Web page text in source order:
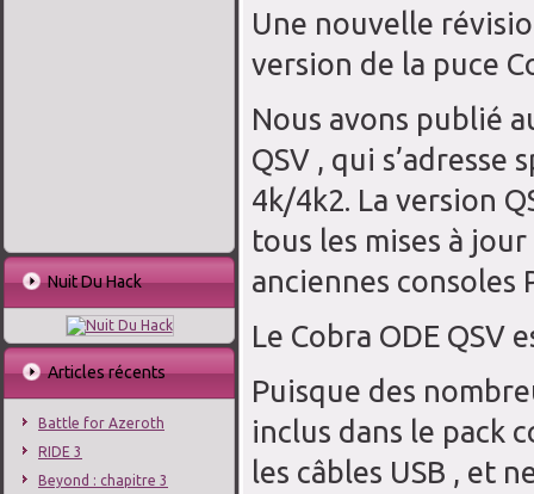
Nuit Du Hack
Articles récents
Battle for Azeroth
RIDE 3
Beyond : chapitre 3
Une nouvelle
version de la puce
Nous avons publié
QSV , qui
4k/4k2. La version
tous les mises à
anciennes consoles
Le Cobra ODE QSV
Puisque des
inclus dans le pack
les câbles USB , et